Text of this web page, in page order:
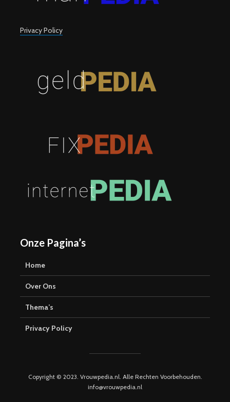
Privacy Policy
Onze Pagina’s
Home
Over Ons
Thema’s
Privacy Policy
Copyright © 2023. Vrouwpedia.nl. Alle Rechten Voorbehouden.
info@vrouwpedia.nl